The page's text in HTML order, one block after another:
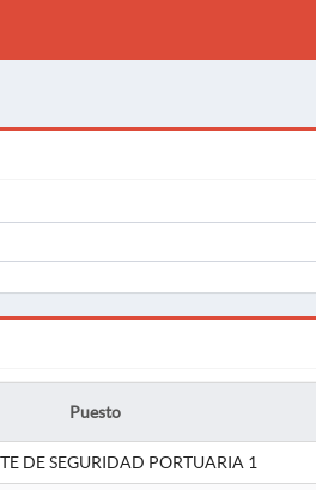
Puesto
DE SEGURIDAD PORTUARIA 1